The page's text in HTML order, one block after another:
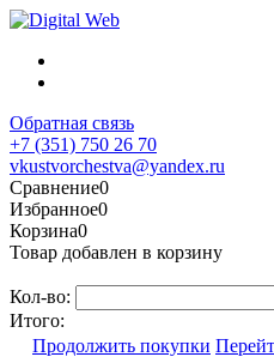
Обратная связь
+7 (351) 750 26 70
vkustvorchestva@yandex.ru
Сравнение0
Избранное0
Корзина0
Товар добавлен в корзину
Кол-во:
Итого:
Продолжить покупки